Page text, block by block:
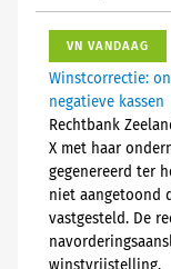
VN VANDAAG
Winstcorrectie:
negatieve kassen
Rechtbank
X met haar
gegenereerd ter
niet aangetoond
vastgesteld. De